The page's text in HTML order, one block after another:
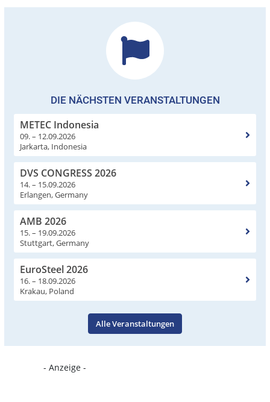
DIE NÄCHSTEN VERANSTALTUNGEN
METEC Indonesia
09. – 12.09.2026
Jarkarta, Indonesia
DVS CONGRESS 2026
14. – 15.09.2026
Erlangen, Germany
AMB 2026
15. – 19.09.2026
Stuttgart, Germany
EuroSteel 2026
16. – 18.09.2026
Krakau, Poland
Alle Veranstaltungen
- Anzeige -